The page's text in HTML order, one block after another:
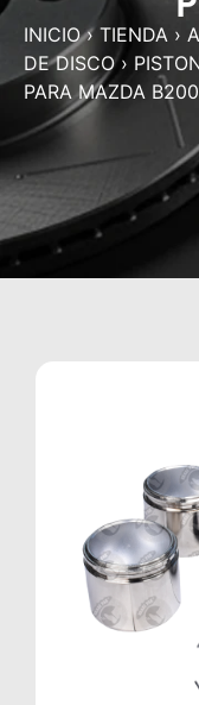
INICIO› TIENDA ›
DE DISCO›
PARA MAZDA